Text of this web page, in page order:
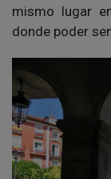
mismo lugar
donde poder